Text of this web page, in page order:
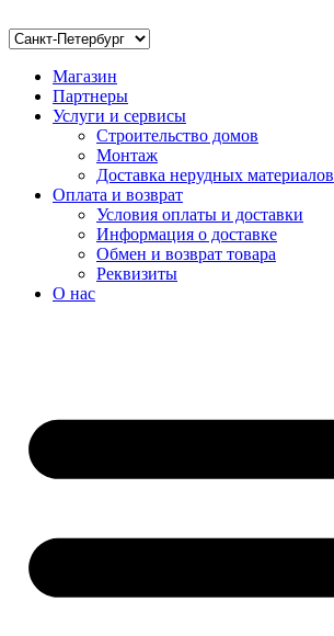
Магазин
Партнеры
Услуги и сервисы
Строительство домов
Монтаж
Доставка нерудных материалов
Оплата и возврат
Условия оплаты и доставки
Информация о доставке
Обмен и возврат товара
Реквизиты
О нас